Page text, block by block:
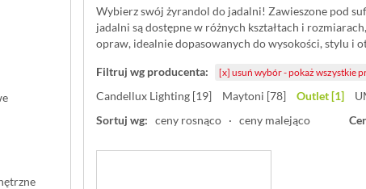
Wybierz swój żyrandol do jadalni! Zawieszone pod
jadalni są dostępne w różnych kształtach i
opraw, idealnie dopasowanych do wysokości, stylu i
Filtruj wg producenta: [x] usuń wybór- pokaż wszystkie
Candellux Lighting [19] Maytoni [78] Outlet [1]
Sortuj wg: ceny rosnąco · ceny malejąco